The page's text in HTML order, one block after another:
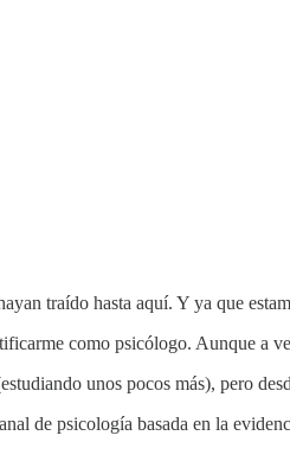
traído hasta aquí. Y ya que
como psicólogo. Aunque a
unos pocos más), pero
de psicología basada en la